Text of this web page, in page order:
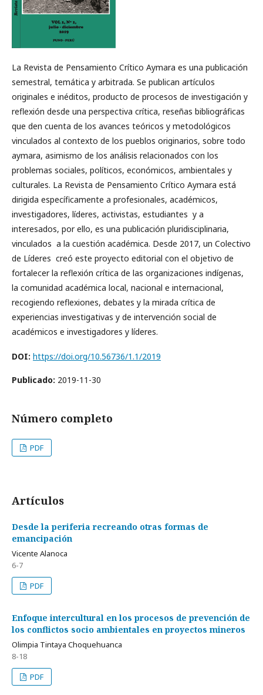
La Revista de Pensamiento Crítico Aymara es una publicación
semestral, temática y arbitrada. Se publican artículos
originales e inéditos, producto de procesos de investigación y
reflexión desde una perspectiva crítica, reseñas bibliográficas
que den cuenta de los avances teóricos y metodológicos
vinculados al contexto de los pueblos originarios, sobre todo
aymara, asimismo de los análisis relacionados con los
problemas sociales, políticos, económicos, ambientales y
culturales. La Revista de Pensamiento Crítico Aymara está
dirigida específicamente a profesionales, académicos,
investigadores, líderes, activistas, estudiantes y a
interesados, por ello, es una publicación pluridisciplinaria,
vinculados a la cuestión académica. Desde 2017, un Colectivo
de Líderes creó este proyecto editorial con el objetivo de
fortalecer la reflexión crítica de las organizaciones indígenas,
la comunidad académica local, nacional e internacional,
recogiendo reflexiones, debates y la mirada crítica de
experiencias investigativas y de intervención social de
académicos e investigadores y líderes.
DOI: https://doi.org/10.56736/1.1/2019
Publicado: 2019-11-30
Número completo
PDF
Artículos
Desde la periferia recreando otras formas de
emancipación
Vicente Alanoca
6-7
PDF
Enfoque intercultural en los procesos de prevención de
los conflictos socio ambientales en proyectos mineros
Olimpia Tintaya Choquehuanca
8-18
PDF